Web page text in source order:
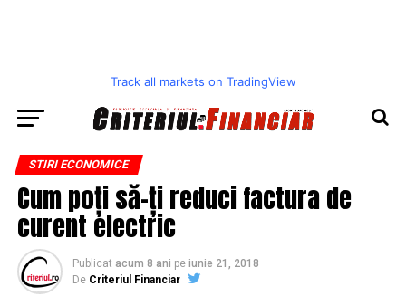
Track all markets on TradingView
STIRI ECONOMICE
Cum poți să-ți reduci factura de
curent electric
Publicat acum 8 ani pe iunie 21, 2018
De Criteriul Financiar